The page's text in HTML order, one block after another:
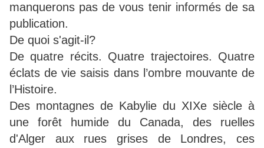
manquerons pas de vous tenir informés de sa
publication.
De quoi s'agit-il?
De quatre récits. Quatre trajectoires. Quatre
éclats de vie saisis dans l’ombre mouvante de
l’Histoire.
Des montagnes de Kabylie du XIXe siècle à
une forêt humide du Canada, des ruelles
d'Alger aux rues grises de Londres, ces